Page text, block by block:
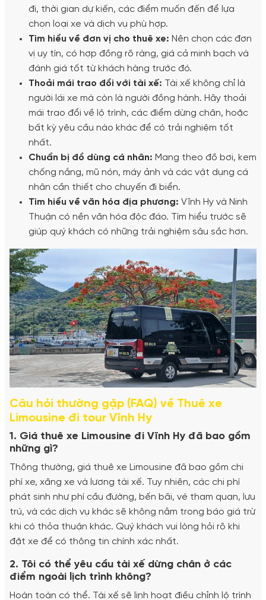
đi, thời gian dự kiến, các điểm muốn đến để lựa
chọn loại xe và dịch vụ phù hợp.
Tìm hiểu về đơn vị cho thuê xe: Nên chọn các đơn
vị uy tín, có hợp đồng rõ ràng, giá cả minh bạch và
đánh giá tốt từ khách hàng trước đó.
Thoải mái trao đổi với tài xế: Tài xế không chỉ là
người lái xe mà còn là người đồng hành. Hãy thoải
mái trao đổi về lộ trình, các điểm dừng chân, hoặc
bất kỳ yêu cầu nào khác để có trải nghiệm tốt
nhất.
Chuẩn bị đồ dùng cá nhân: Mang theo đồ bơi, kem
chống nắng, mũ nón, máy ảnh và các vật dụng cá
nhân cần thiết cho chuyến đi biển.
Tìm hiểu về văn hóa địa phương: Vĩnh Hy và Ninh
Thuận có nền văn hóa độc đáo. Tìm hiểu trước sẽ
giúp quý khách có những trải nghiệm sâu sắc hơn.
Câu hỏi thường gặp (FAQ) về Thuê xe
Limousine đi tour Vĩnh Hy
1. Giá thuê xe Limousine đi Vĩnh Hy đã bao gồm
những gì?
Thông thường, giá thuê xe Limousine đã bao gồm chi
phí xe, xăng xe và lương tài xế. Tuy nhiên, các chi phí
phát sinh như phí cầu đường, bến bãi, vé tham quan, lưu
trú, và các dịch vụ khác sẽ không nằm trong báo giá trừ
khi có thỏa thuận khác. Quý khách vui lòng hỏi rõ khi
đặt xe để có thông tin chính xác nhất.
2. Tôi có thể yêu cầu tài xế dừng chân ở các
điểm ngoài lịch trình không?
Hoàn toàn có thể. Tài xế sẽ linh hoạt điều chỉnh lộ trình